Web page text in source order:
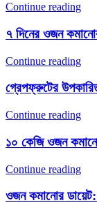
Continue reading
৭ দিনের ওজন
Continue reading
গ্রেপফ্রুটের
Continue reading
১০ কেজি ওজন
Continue reading
ওজন কমানোর ডায়েট: